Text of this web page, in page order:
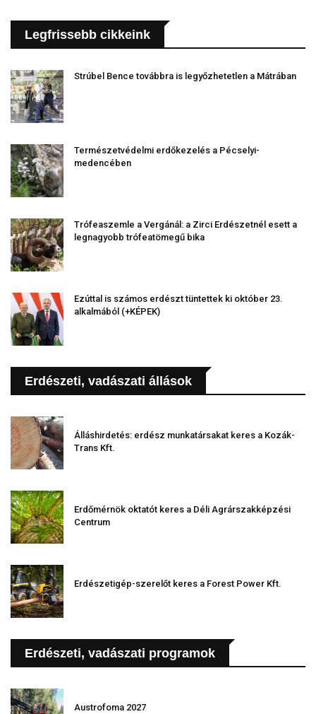
Legfrissebb cikkeink
Strúbel Bence továbbra is legyőzhetetlen a Mátrában
Természetvédelmi erdőkezelés a Pécselyi-
medencében
Trófeaszemle a Vergánál: a Zirci Erdészetnél esett a
legnagyobb trófeatömegű bika
Ezúttal is számos erdészt tüntettek ki október 23.
alkalmából (+KÉPEK)
Erdészeti, vadászati állások
Álláshirdetés: erdész munkatársakat keres a Kozák-
Trans Kft.
Erdőmérnök oktatót keres a Déli Agrárszakképzési
Centrum
Erdészetigép-szerelőt keres a Forest Power Kft.
Erdészeti, vadászati programok
Austrofoma 2027